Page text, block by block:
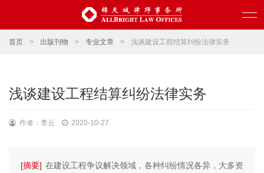
首页 > 出版刊物 > 专业文章 > 浅谈建设工程结算纠纷法律实务
浅谈建设工程结算纠纷法律实务
作者：李云 2020-10-27
[摘要] 在建设工程争议解决领域，各种纠纷情况各异，大多资